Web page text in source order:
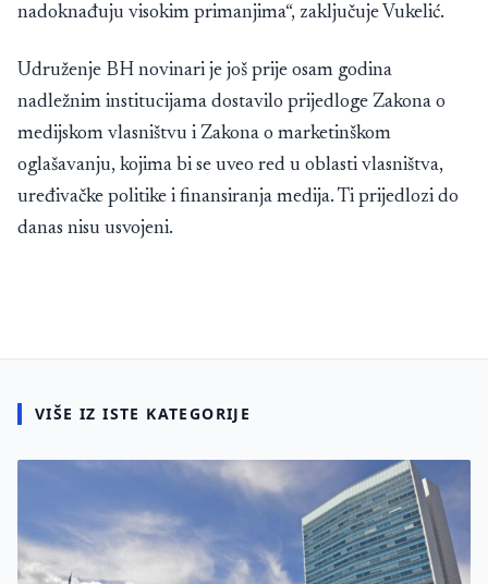
nadoknađuju visokim primanjima“, zaključuje Vukelić.
Udruženje BH novinari je još prije osam godina
nadležnim institucijama dostavilo prijedloge Zakona o
medijskom vlasništvu i Zakona o marketinškom
oglašavanju, kojima bi se uveo red u oblasti vlasništva,
uređivačke politike i finansiranja medija. Ti prijedlozi do
danas nisu usvojeni.
VIŠE IZ ISTE KATEGORIJE